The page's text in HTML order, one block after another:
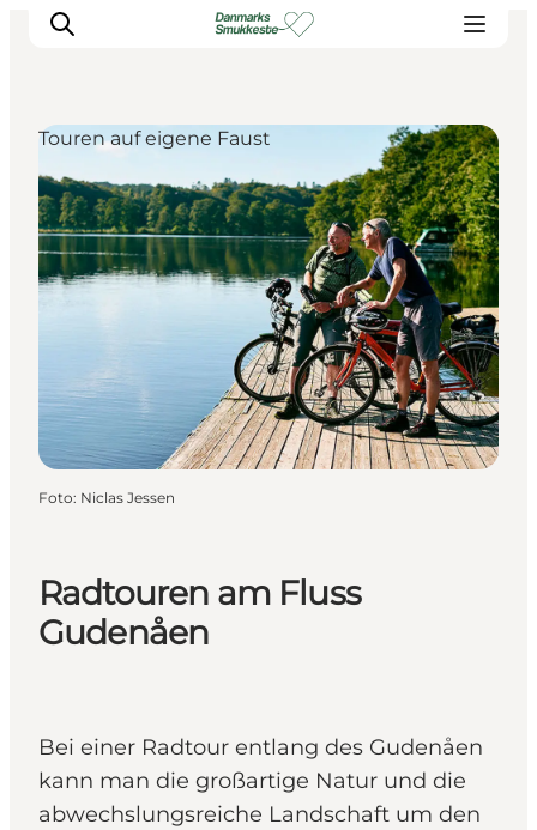
Erleben Sie die Natur
Entdecken Sie die Städte
Reiseplanung
Radtouren am Fluss
Gudenåen
Bei einer Radtour entlang des Gudenåen
kann man die großartige Natur und die
abwechslungsreiche Landschaft um den
Touren auf eigene Faust
Foto: Niclas Jessen